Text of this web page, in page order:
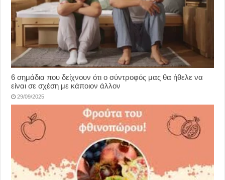
6 σημάδια που δείχνουν ότι ο σύντροφός μας θα ήθελε να
είναι σε σχέση με κάποιον άλλον
29/09/2025